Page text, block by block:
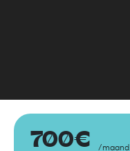
700€ /maand